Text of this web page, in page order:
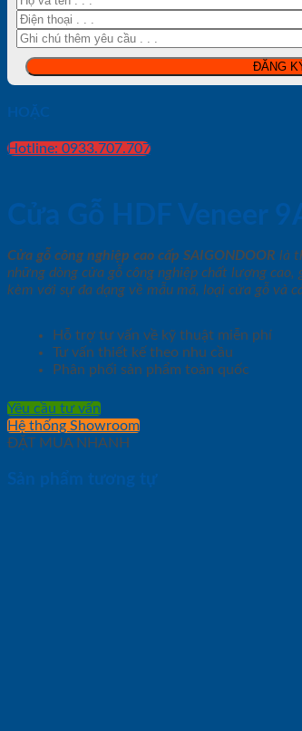
HOẶC
Hotline: 0933.707.707
Cửa Gỗ HDF Veneer
Cửa gỗ công nghiệp cao cấp SAIGONDOOR là
những dòng cửa gỗ công nghiệp chất lượng
kèm với sự đa dạng về mẫu mã, loại cửa gỗ và
Hỗ trợ tư vấn về kỹ thuật miễn phí
Tư vấn thiết kế theo nhu cầu
Phân phối sản phẩm toàn quốc
Yêu cầu tư vấn
Hệ thống Showroom
ĐẶT MUA NHANH
Sản phẩm tương tự